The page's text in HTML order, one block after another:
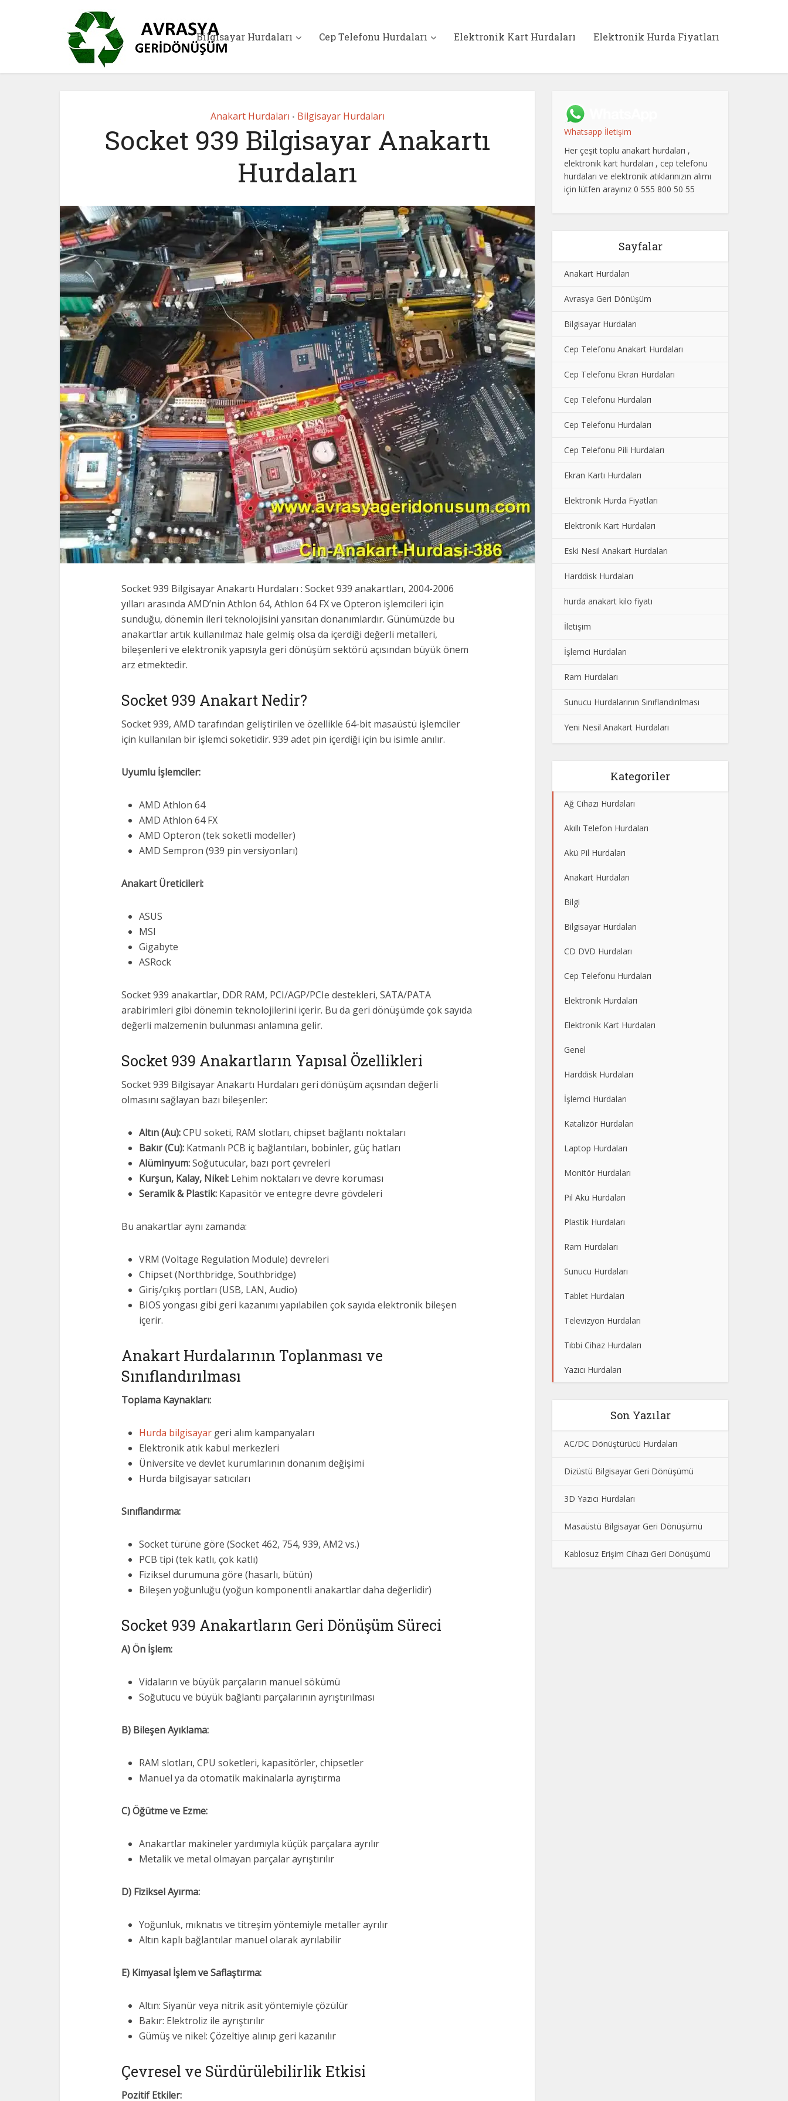
Bilgisayar Hurdaları Cep Telefonu Hurdaları Elektronik Kart Hurdaları Elektronik Hurda Fiyatları
Anakart Hurdaları • Bilgisayar Hurdaları
Socket 939 Bilgisayar Anakartı
Hurdaları
Socket 939 Bilgisayar Anakartı Hurdaları : Socket 939 anakartları, 2004-2006
yılları arasında AMD’nin Athlon 64, Athlon 64 FX ve Opteron işlemcileri için
sunduğu, dönemin ileri teknolojisini yansıtan donanımlardır. Günümüzde bu
anakartlar artık kullanılmaz hale gelmiş olsa da içerdiği değerli metalleri,
bileşenleri ve elektronik yapısıyla geri dönüşüm sektörü açısından büyük önem
arz etmektedir.
Socket 939 Anakart Nedir?
Socket 939, AMD tarafından geliştirilen ve özellikle 64-bit masaüstü işlemciler
için kullanılan bir işlemci soketidir. 939 adet pin içerdiği için bu isimle anılır.
Uyumlu İşlemciler:
AMD Athlon 64
AMD Athlon 64 FX
AMD Opteron (tek soketli modeller)
AMD Sempron (939 pin versiyonları)
Anakart Üreticileri:
ASUS
MSI
Gigabyte
ASRock
Socket 939 anakartlar, DDR RAM, PCI/AGP/PCIe destekleri, SATA/PATA
arabirimleri gibi dönemin teknolojilerini içerir. Bu da geri dönüşümde çok sayıda
değerli malzemenin bulunması anlamına gelir.
Socket 939 Anakartların Yapısal Özellikleri
Socket 939 Bilgisayar Anakartı Hurdaları geri dönüşüm açısından değerli
olmasını sağlayan bazı bileşenler:
Altın (Au):CPU soketi, RAM slotları, chipset bağlantı noktaları
Bakır (Cu): Katmanlı PCB iç bağlantıları, bobinler, güç hatları
Alüminyum:Soğutucular, bazı port çevreleri
Kurşun, Kalay, Nikel: Lehim noktaları ve devre koruması
Seramik & Plastik: Kapasitör ve entegre devre gövdeleri
Bu anakartlar aynı zamanda:
VRM (Voltage Regulation Module) devreleri
Chipset (Northbridge, Southbridge)
Giriş/çıkış portları (USB, LAN, Audio)
BIOS yongası gibi geri kazanımı yapılabilen çok sayıda elektronik bileşen
içerir.
Anakart Hurdalarının Toplanması ve
Sınıflandırılması
Toplama Kaynakları:
Hurda bilgisayar geri alım kampanyaları
Elektronik atık kabul merkezleri
Üniversite ve devlet kurumlarının donanım değişimi
Hurda bilgisayar satıcıları
Sınıflandırma:
Socket türüne göre (Socket 462, 754, 939, AM2 vs.)
PCB tipi (tek katlı, çok katlı)
Fiziksel durumuna göre (hasarlı, bütün)
Bileşen yoğunluğu (yoğun komponentli anakartlar daha değerlidir)
Socket 939 Anakartların Geri Dönüşüm Süreci
A) Ön İşlem:
Vidaların ve büyük parçaların manuel sökümü
Soğutucu ve büyük bağlantı parçalarının ayrıştırılması
B) Bileşen Ayıklama:
RAM slotları, CPU soketleri, kapasitörler, chipsetler
Manuel ya da otomatik makinalarla ayrıştırma
C) Öğütme ve Ezme:
Anakartlar makineler yardımıyla küçük parçalara ayrılır
Metalik ve metal olmayan parçalar ayrıştırılır
D) Fiziksel Ayırma:
Yoğunluk, mıknatıs ve titreşim yöntemiyle metaller ayrılır
Altın kaplı bağlantılar manuel olarak ayrılabilir
E) Kimyasal İşlem ve Saflaştırma:
Altın: Siyanür veya nitrik asit yöntemiyle çözülür
Bakır: Elektroliz ile ayrıştırılır
Gümüş ve nikel: Çözeltiye alınıp geri kazanılır
Çevresel ve Sürdürülebilirlik Etkisi
Pozitif Etkiler:
Whatsapp İletişim
Her çeşit toplu anakart hurdaları ,
elektronik kart hurdaları , cep telefonu
hurdaları ve elektronik atıklarınızın alımı
için lütfen arayınız 0 555 800 50 55
Sayfalar
Anakart Hurdaları
Avrasya Geri Dönüşüm
Bilgisayar Hurdaları
Cep Telefonu Anakart Hurdaları
Cep Telefonu Ekran Hurdaları
Cep Telefonu Hurdaları
Cep Telefonu Hurdaları
Cep Telefonu Pili Hurdaları
Ekran Kartı Hurdaları
Elektronik Hurda Fiyatları
Elektronik Kart Hurdaları
Eski Nesil Anakart Hurdaları
Harddisk Hurdaları
hurda anakart kilo fiyatı
İletişim
İşlemci Hurdaları
Ram Hurdaları
Sunucu Hurdalarının Sınıflandırılması
Yeni Nesil Anakart Hurdaları
Kategoriler
Ağ Cihazı Hurdaları
Akıllı Telefon Hurdaları
Akü Pil Hurdaları
Anakart Hurdaları
Bilgi
Bilgisayar Hurdaları
CD DVD Hurdaları
Cep Telefonu Hurdaları
Elektronik Hurdaları
Elektronik Kart Hurdaları
Genel
Harddisk Hurdaları
İşlemci Hurdaları
Katalizör Hurdaları
Laptop Hurdaları
Monitör Hurdaları
Pil Akü Hurdaları
Plastik Hurdaları
Ram Hurdaları
Sunucu Hurdaları
Tablet Hurdaları
Televizyon Hurdaları
Tıbbi Cihaz Hurdaları
Yazıcı Hurdaları
Son Yazılar
AC/DC Dönüştürücü Hurdaları
Dizüstü Bilgisayar Geri Dönüşümü
3D Yazıcı Hurdaları
Masaüstü Bilgisayar Geri Dönüşümü
Kablosuz Erişim Cihazı Geri Dönüşümü